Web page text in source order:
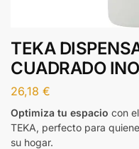
TEKA
CUADRADO
26,18 €
Optimiza tu espacio con
TEKA, perfecto para
su hogar.